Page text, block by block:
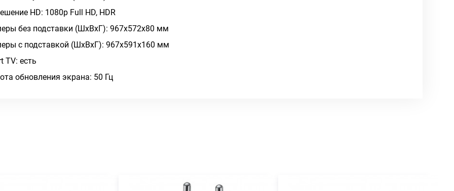
HD: 1080p Full HD, HDR
без подставки (ШxВxГ): 967x572x80 мм
с подставкой (ШxВxГ): 967x591x160 мм
TV: есть
обновления экрана: 50 Гц